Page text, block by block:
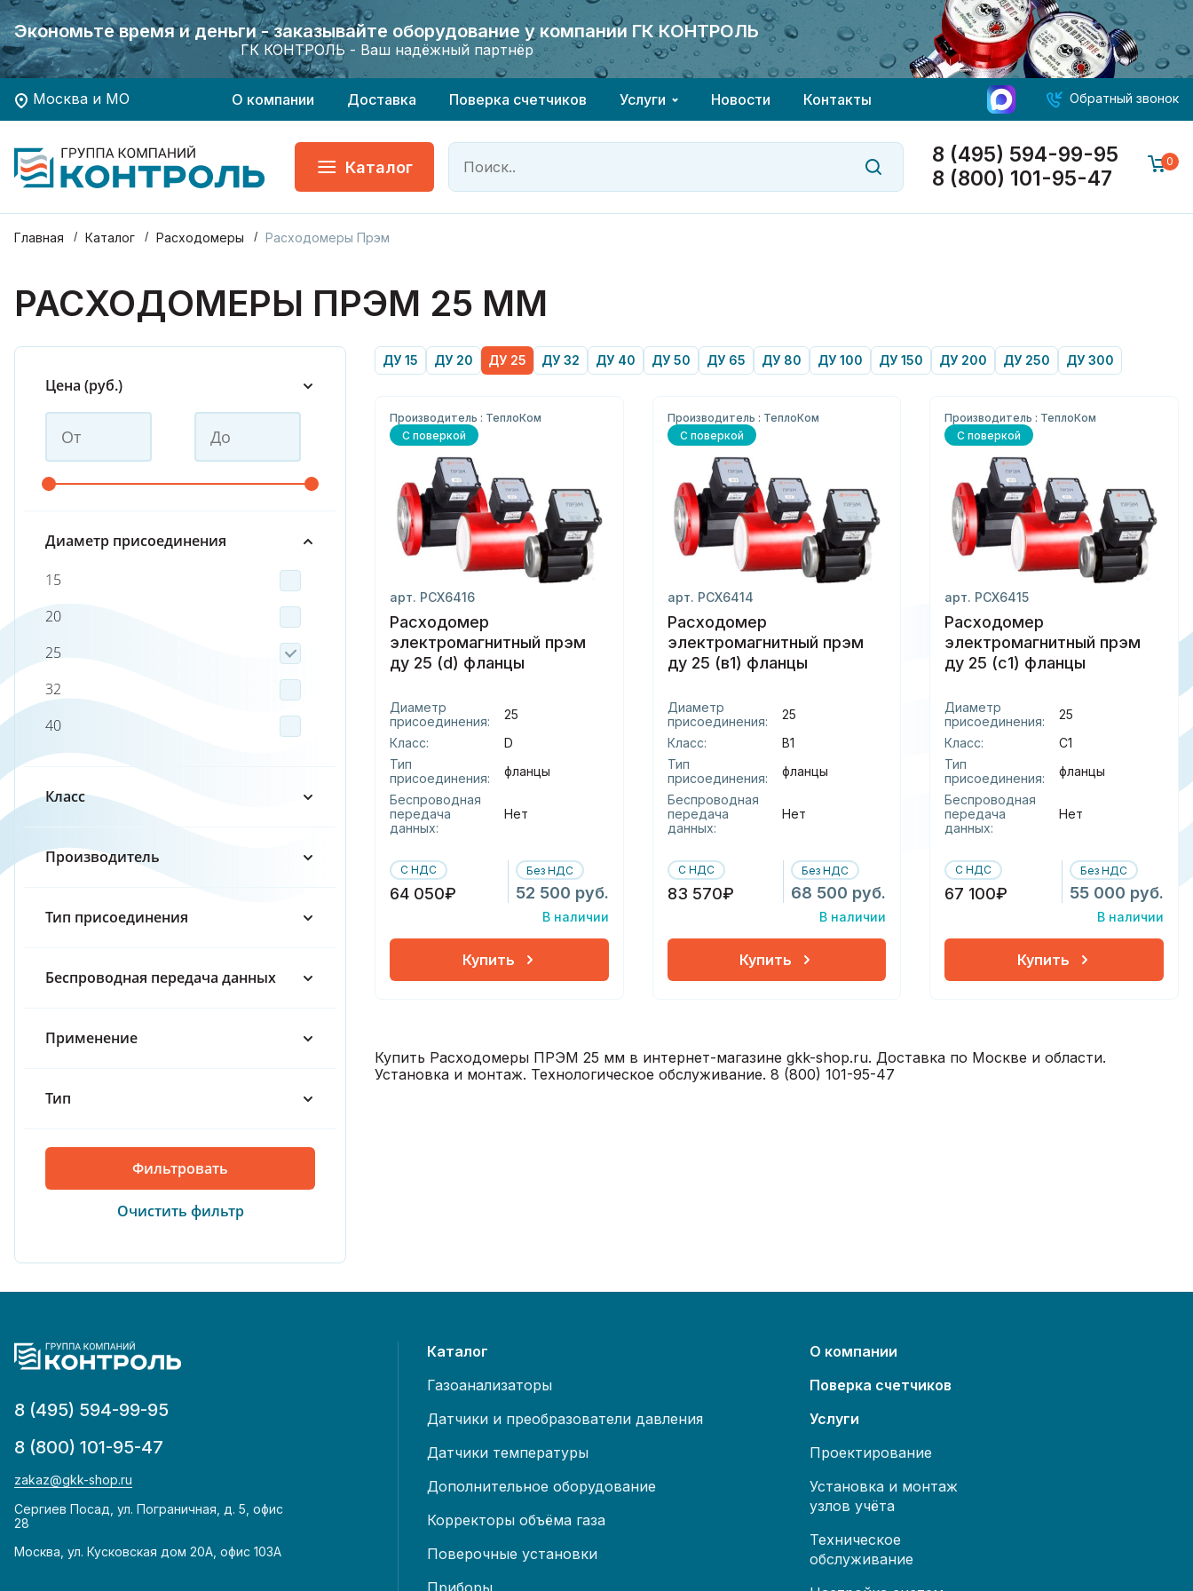
Экономьте время и деньги - заказывайте оборудование у компании ГК КОНТРОЛЬ
ГК КОНТРОЛЬ - Ваш надёжный партнёр
Хотите заказать поверку приборов учета?
Экономьте время и деньги - заказывайте оборудование у компании ГК КОНТРОЛЬ
ГК КОНТРОЛЬ - Ваш надёжный партнёр
Хотите заказать поверку приборов учета?
Москва и МО О компании Доставка Поверка счетчиков Услуги Новости Контакты Обратный звонок
Каталог
8 (495) 594-99-95
8 (800) 101-95-47
0
Главная Каталог Расходомеры Расходомеры Прэм
РАСХОДОМЕРЫ ПРЭМ 25 ММ
Цена (руб.)
Диаметр присоединения
15
20
25
32
40
50
65
100
150
250
Класс
Производитель
Тип присоединения
Беспроводная передача данных
Применение
Тип
ДУ 15 ДУ 20 ДУ 25 ДУ 32 ДУ 40 ДУ 50 ДУ 65 ДУ 80 ДУ 100 ДУ 150 ДУ 200 ДУ 250 ДУ 300
Производитель : ТеплоКом
С поверкой
арт. РСХ6416
Расходомер
электромагнитный прэм
ду 25 (d) фланцы
Диаметр
присоединения:
25
Класс:
D
Тип
присоединения:
фланцы
Беспроводная
передача
данных:
Нет
С НДС
64 050₽
Без НДС
52 500 руб.
В наличии
Купить
Производитель : ТеплоКом
С поверкой
арт. РСХ6414
Расходомер
электромагнитный прэм
ду 25 (в1) фланцы
Диаметр
присоединения:
25
Класс:
В1
Тип
присоединения:
фланцы
Беспроводная
передача
данных:
Нет
С НДС
83 570₽
Без НДС
68 500 руб.
В наличии
Купить
Производитель : ТеплоКом
С поверкой
арт. РСХ6415
Расходомер
электромагнитный прэм
ду 25 (с1) фланцы
Диаметр
присоединения:
25
Класс:
С1
Тип
присоединения:
фланцы
Беспроводная
передача
данных:
Нет
С НДС
67 100₽
Без НДС
55 000 руб.
В наличии
Купить
Купить Расходомеры ПРЭМ 25 мм в интернет-магазине gkk-shop.ru. Доставка по Москве и области.
Установка и монтаж. Технологическое обслуживание. 8 (800) 101-95-47
8 (495) 594-99-95
8 (800) 101-95-47
zakaz@gkk-shop.ru
Сергиев Посад, ул. Пограничная, д. 5, офис
28
Москва, ул. Кусковская дом 20А, офис 103А
Каталог
Газоанализаторы
Датчики и преобразователи давления
Датчики температуры
Дополнительное оборудование
Корректоры объёма газа
Поверочные установки
Приборы
О компании
Поверка счетчиков
Услуги
Проектирование
Установка и монтаж
узлов учёта
Техническое
обслуживание